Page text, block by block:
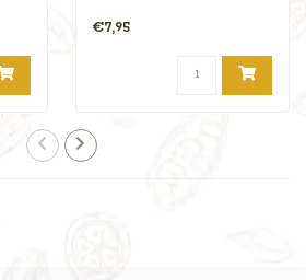
€7,95